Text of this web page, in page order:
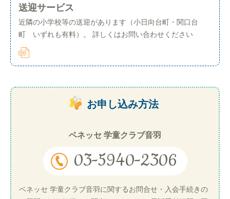
送迎サービス
近隣の小学校等の送迎があります（小日向台町・関口台
町 いずれも有料）。 詳しくはお問い合わせください
お申し込み方法
ベネッセ 学童クラブ音羽
03-5940-2306
ベネッセ 学童クラブ音羽に関するお問合せ・入会手続きの